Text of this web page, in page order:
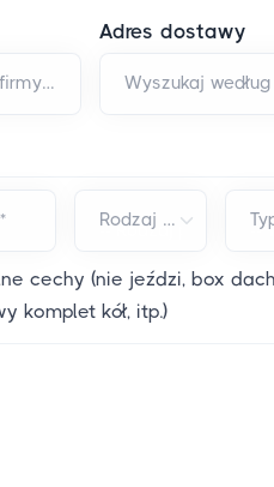
Wyszukaj według nazwy firmy i/lub adresu*
Adres dostawy
Rodzaj paliwa*
cechy (nie jeździ, box
komplet kół, itp.)